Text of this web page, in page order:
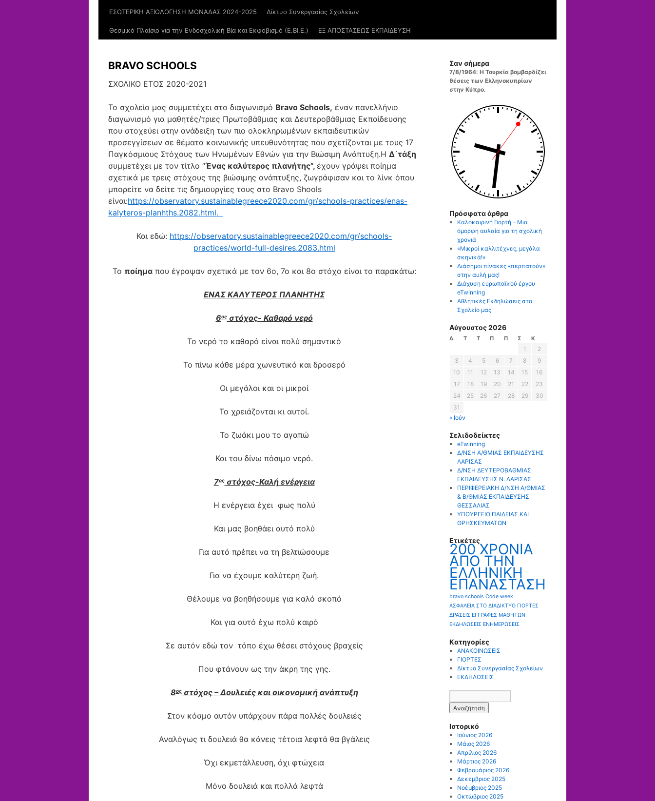
ΕΣΩΤΕΡΙΚΗ ΑΞΙΟΛΟΓΗΣΗ ΜΟΝΑΔΑΣ 2024-2025 Δίκτυο Συνεργασίας Σχολείων
Θεσμικό Πλαίσιο για την Ενδοσχολική Βία και Εκφοβισμό (Ε.ΒΙ.Ε.) ΕΞ ΑΠΟΣΤΑΣΕΩΣ ΕΚΠΑΙΔΕΥΣΗ
BRAVO SCHOOLS
ΣΧΟΛΙΚΟ ΕΤΟΣ 2020-2021
Το σχολείο μας συμμετέχει στο διαγωνισμό Bravo Schools, έναν πανελλήνιο
διαγωνισμό για μαθητές/τριες Πρωτοβάθμιας και Δευτεροβάθμιας Εκπαίδευσης
που στοχεύει στην ανάδειξη των πιο ολοκληρωμένων εκπαιδευτικών
προσεγγίσεων σε θέματα κοινωνικής υπευθυνότητας που σχετίζονται με τους 17
Παγκόσμιους Στόχους των Ηνωμένων Εθνών για την Βιώσιμη Ανάπτυξη.Η Δ΄τάξη
συμμετέχει με τον τίτλο “Ένας καλύτερος πλανήτης”, έχουν γράψει ποίημα
σχετικά με τρεις στόχους της βιώσιμης ανάπτυξης, ζωγράφισαν και το λίνκ όπου
μπορείτε να δείτε τις δημιουργίες τους στο Bravo Shools
είναι:https://observatory.sustainablegreece2020.com/gr/schools-practices/enas-
kalyteros-planhths.2082.html.
Και εδώ: https://observatory.sustainablegreece2020.com/gr/schools-
practices/world-full-desires.2083.html
Το ποίημαπου έγραψαν σχετικά με τον 6ο, 7ο και 8ο στόχο είναι το παρακάτω:
ΕΝΑΣ ΚΑΛΥΤΕΡΟΣ ΠΛΑΝΗΤΗΣ
6οςστόχος- Καθαρό νερό
Το νερό το καθαρό είναι πολύ σημαντικό
Το πίνω κάθε μέρα χωνευτικό και δροσερό
Οι μεγάλοι και οι μικροί
Το χρειάζονται κι αυτοί.
Το ζωάκι μου το αγαπώ
Και του δίνω πόσιμο νερό.
7οςστόχος-Καλή ενέργεια
Η ενέργεια έχει φως πολύ
Και μας βοηθάει αυτό πολύ
Για αυτό πρέπει να τη βελτιώσουμε
Για να έχουμε καλύτερη ζωή.
Θέλουμε να βοηθήσουμε για καλό σκοπό
Και για αυτό έχω πολύ καιρό
Σε αυτόν εδώ τον τόπο έχω θέσει στόχους βραχείς
Που φτάνουν ως την άκρη της γης.
8οςστόχος – Δουλειές και οικονομική ανάπτυξη
Στον κόσμο αυτόν υπάρχουν πάρα πολλές δουλειές
Αναλόγως τι δουλειά θα κάνεις τέτοια λεφτά θα βγάλεις
Όχι εκμετάλλευση, όχι φτώχεια
Μόνο δουλειά και πολλά λεφτά
Σαν σήμερα
7/8/1964: Η Τουρκία βομβαρδίζει
θέσεις των Ελληνοκυπρίων
στην Κύπρο.
Πρόσφατα άρθρα
Καλοκαιρινή Γιορτή – Μια
όμορφη αυλαία για τη σχολική
χρονιά
«Μικροί καλλιτέχνες, μεγάλα
σκηνικά!»
Διάσημοι πίνακες «περπατούν»
στην αυλή μας!
Διάχυση ευρωπαϊκού έργου
eTwinning
Αθλητικές Εκδηλώσεις στο
Σχολείο μας
Αύγουστος 2026
Δ Τ Τ Π Π Σ Κ
1
2
3
4 5 6 7 8
9
10
11 12 13 14 15
16
17
18 19 20 21 22
23
24
25 26 27 28 29
30
31
« Ιούν
Σελιδοδείκτες
eTwinning
Δ/ΝΣΗ Α/ΘΜΙΑΣ ΕΚΠΑΙΔΕΥΣΗΣ
ΛΑΡΙΣΑΣ
Δ/ΝΣΗ ΔΕΥΤΕΡΟΒΑΘΜΙΑΣ
ΕΚΠΑΙΔΕΥΣΗΣ Ν. ΛΑΡΙΣΑΣ
ΠΕΡΙΦΕΡΕΙΑΚΗ Δ/ΝΣΗ Α/ΘΜΙΑΣ
& Β/ΘΜΙΑΣ ΕΚΠΑΙΔΕΥΣΗΣ
ΘΕΣΣΑΛΙΑΣ
ΥΠΟΥΡΓΕΙΟ ΠΑΙΔΕΙΑΣ ΚΑΙ
ΘΡΗΣΚΕΥΜΑΤΩΝ
Ετικέτες
200 ΧΡΟΝΙΑ
ΑΠΟ ΤΗΝ
ΕΛΛΗΝΙΚΗ
ΕΠΑΝΑΣΤΑΣΗ
bravo schools Code week
ΑΣΦΑΛΕΙΑ ΣΤΟ ΔΙΑΔΙΚΤΥΟ ΓΙΟΡΤΕΣ
ΔΡΑΣΕΙΣ ΕΓΓΡΑΦΕΣ ΜΑΘΗΤΩΝ
ΕΚΔΗΛΩΣΕΙΣ ΕΝΗΜΕΡΩΣΕΙΣ
Kατηγορίες
ΑΝΑΚΟΙΝΩΣΕΙΣ
ΓΙΟΡΤΕΣ
Δίκτυο Συνεργασίας Σχολείων
ΕΚΔΗΛΩΣΕΙΣ
Ιστορικό
Ιούνιος 2026
Μάιος 2026
Απρίλιος 2026
Μάρτιος 2026
Φεβρουάριος 2026
Δεκέμβριος 2025
Νοέμβριος 2025
Οκτώβριος 2025